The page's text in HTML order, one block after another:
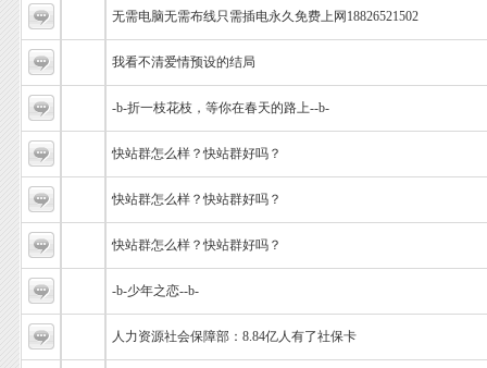
无需电脑无需布线只需插电永久免费上网18826521502
我看不清爱情预设的结局
-b-折一枝花枝，等你在春天的路上--b-
快站群怎么样？快站群好吗？
快站群怎么样？快站群好吗？
快站群怎么样？快站群好吗？
-b-少年之恋--b-
人力资源社会保障部：8.84亿人有了社保卡